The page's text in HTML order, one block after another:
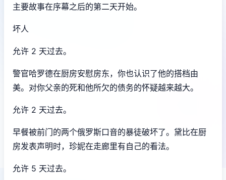
主要故事在序幕之后的第二天开始。
坏人
允许 2 天过去。
警官哈罗德在厨房安慰房东，你也认识了他的搭档由
美。对你父亲的死和他所欠的债务的怀疑越来越大。
允许 2 天过去。
早餐被前门的两个俄罗斯口音的暴徒破坏了。黛比在厨
房发表声明时，珍妮在走廊里有自己的看法。
允许 5 天过去。